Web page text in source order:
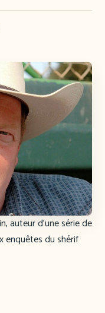
auteur d’une série de
enquêtes du shérif